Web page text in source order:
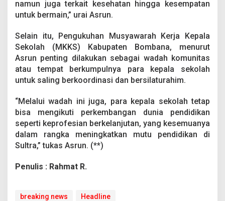
k
a
K
K
S
namun juga terkait kesehatan hingga kesempatan
untuk bermain,” urai Asrun.
Selain itu, Pengukuhan Musyawarah Kerja Kepala
Sekolah (MKKS) Kabupaten Bombana, menurut
Asrun penting dilakukan sebagai wadah komunitas
atau tempat berkumpulnya para kepala sekolah
untuk saling berkoordinasi dan bersilaturahim.
“Melalui wadah ini juga, para kepala sekolah tetap
bisa mengikuti perkembangan dunia pendidikan
seperti keprofesian berkelanjutan, yang kesemuanya
dalam rangka meningkatkan mutu pendidikan di
Sultra,” tukas Asrun. (**)
Penulis : Rahmat R.
breaking news
Headline